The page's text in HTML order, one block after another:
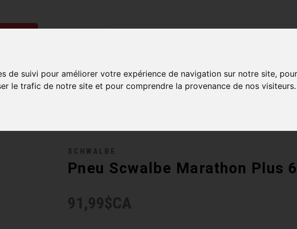
de suivi pour améliorer votre expérience de navigation sur notre site,
le trafic de notre site et pour comprendre la provenance de nos visiteurs.
Homme Accessoires Composantes Liquidation Nos Services
SCHWALBE
Pneu Scwalbe Marathon Plus
91,99$CA